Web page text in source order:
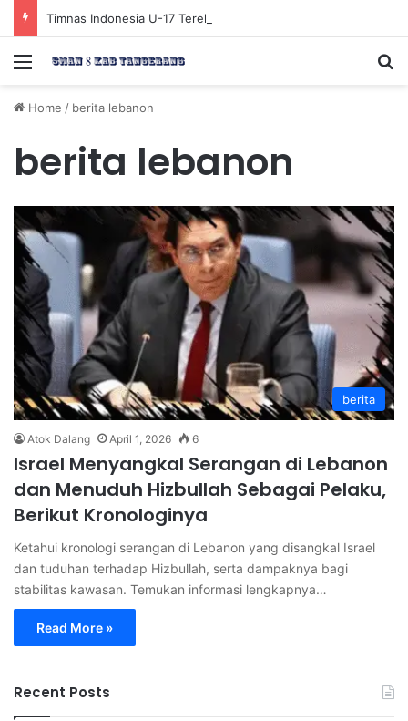
Menu
Home / berita lebanon
berita lebanon
berita
Atok Dalang April 1, 2026 6
Israel Menyangkal Serangan di Lebanon
dan Menuduh Hizbullah Sebagai Pelaku,
Berikut Kronologinya
Ketahui kronologi serangan di Lebanon yang disangkal Israel
dan tuduhan terhadap Hizbullah, serta dampaknya bagi
stabilitas kawasan. Temukan informasi lengkapnya…
Read More »
Recent Posts